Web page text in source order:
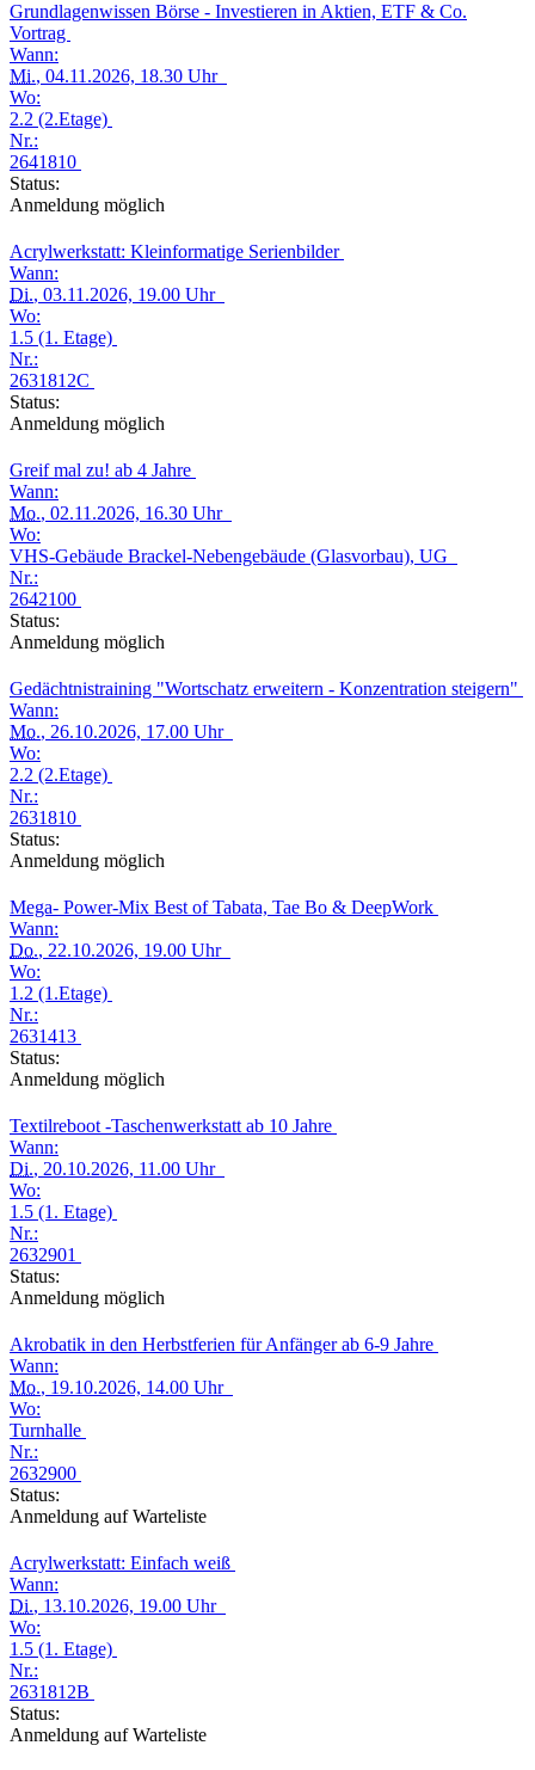
Grundlagenwissen Börse - Investieren in Aktien, ETF & Co.
Vortrag
Wann:
Mi., 04.11.2026, 18.30 Uhr
Wo:
2.2 (2.Etage)
Nr.:
2641810
Status:
Anmeldung möglich
Acrylwerkstatt: Kleinformatige Serienbilder
Wann:
Di., 03.11.2026, 19.00 Uhr
Wo:
1.5 (1. Etage)
Nr.:
2631812C
Status:
Anmeldung möglich
Greif mal zu! ab 4 Jahre
Wann:
Mo., 02.11.2026, 16.30 Uhr
Wo:
VHS-Gebäude Brackel-Nebengebäude (Glasvorbau), UG
Nr.:
2642100
Status:
Anmeldung möglich
Gedächtnistraining "Wortschatz erweitern - Konzentration steigern"
Wann:
Mo., 26.10.2026, 17.00 Uhr
Wo:
2.2 (2.Etage)
Nr.:
2631810
Status:
Anmeldung möglich
Mega- Power-Mix Best of Tabata, Tae Bo & DeepWork
Wann:
Do., 22.10.2026, 19.00 Uhr
Wo:
1.2 (1.Etage)
Nr.:
2631413
Status:
Anmeldung möglich
Textilreboot -Taschenwerkstatt ab 10 Jahre
Wann:
Di., 20.10.2026, 11.00 Uhr
Wo:
1.5 (1. Etage)
Nr.:
2632901
Status:
Anmeldung möglich
Akrobatik in den Herbstferien für Anfänger ab 6-9 Jahre
Wann:
Mo., 19.10.2026, 14.00 Uhr
Wo:
Turnhalle
Nr.:
2632900
Status:
Anmeldung auf Warteliste
Acrylwerkstatt: Einfach weiß
Wann:
Di., 13.10.2026, 19.00 Uhr
Wo:
1.5 (1. Etage)
Nr.:
2631812B
Status:
Anmeldung auf Warteliste